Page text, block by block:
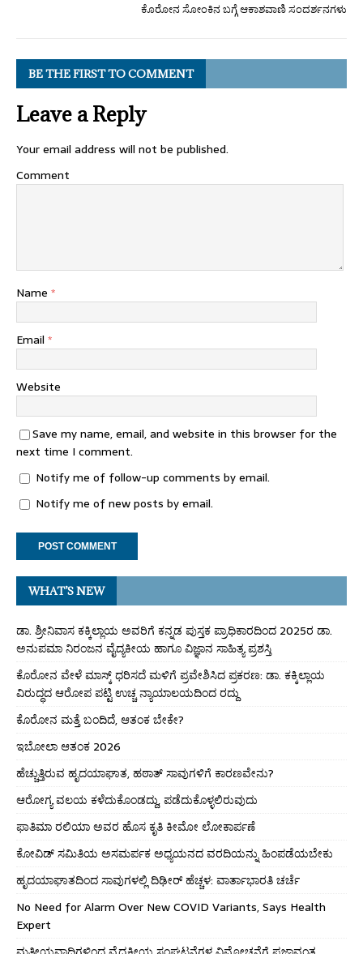
ಕೊರೋನ ಸೋಂಕಿನ ಬಗ್ಗೆ ಆಕಾಶವಾಣಿ ಸಂದರ್ಶನಗಳು
BE THE FIRST TO COMMENT
Leave a Reply
Your email address will not be published.
Comment
Name *
Email *
Website
Save my name, email, and website in this browser for the
next time I comment.
Notify me of follow-up comments by email.
Notify me of new posts by email.
WHAT’S NEW
ಡಾ. ಶ್ರೀನಿವಾಸ ಕಕ್ಕಿಲ್ಲಾಯ ಅವರಿಗೆ ಕನ್ನಡ ಪುಸ್ತಕ ಪ್ರಾಧಿಕಾರದಿಂದ 2025ರ ಡಾ.
ಅನುಪಮಾ ನಿರಂಜನ ವೈದ್ಯಕೀಯ ಹಾಗೂ ವಿಜ್ಞಾನ ಸಾಹಿತ್ಯ ಪ್ರಶಸ್ತಿ
ಕೊರೋನ ವೇಳೆ ಮಾಸ್ಕ್ ಧರಿಸದೆ ಮಳಿಗೆ ಪ್ರವೇಶಿಸಿದ ಪ್ರಕರಣ: ಡಾ. ಕಕ್ಕಿಲ್ಲಾಯ
ವಿರುದ್ಧದ ಆರೋಪ ಪಟ್ಟಿ ಉಚ್ಚ ನ್ಯಾಯಾಲಯದಿಂದ ರದ್ದು
ಕೊರೋನ ಮತ್ತೆ ಬಂದಿದೆ, ಆತಂಕ ಬೇಕೇ?
ಇಬೋಲಾ ಆತಂಕ 2026
ಹೆಚ್ಚುತ್ತಿರುವ ಹೃದಯಾಘಾತ, ಹಠಾತ್ ಸಾವುಗಳಿಗೆ ಕಾರಣವೇನು?
ಆರೋಗ್ಯ ವಲಯ ಕಳೆದುಕೊಂಡದ್ದು, ಪಡೆದುಕೊಳ್ಳಲಿರುವುದು
ಫಾತಿಮಾ ರಲಿಯಾ ಅವರ ಹೊಸ ಕೃತಿ ಕೀಮೋ ಲೋಕಾರ್ಪಣೆ
ಕೋವಿಡ್ ಸಮಿತಿಯ ಅಸಮರ್ಪಕ ಅಧ್ಯಯನದ ವರದಿಯನ್ನು ಹಿಂಪಡೆಯಬೇಕು
ಹೃದಯಾಘಾತದಿಂದ ಸಾವುಗಳಲ್ಲಿ ದಿಢೀರ್ ಹೆಚ್ಚಳ: ವಾರ್ತಾಭಾರತಿ ಚರ್ಚೆ
No Need for Alarm Over New COVID Variants, Says Health
Expert